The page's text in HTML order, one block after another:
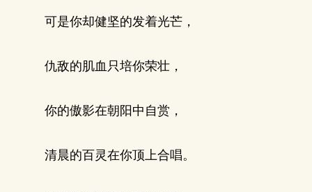
可是你却健坚的发着光芒，
仇敌的肌血只培你荣壮，
你的傲影在朝阳中自赏，
清晨的百灵在你顶上合唱。